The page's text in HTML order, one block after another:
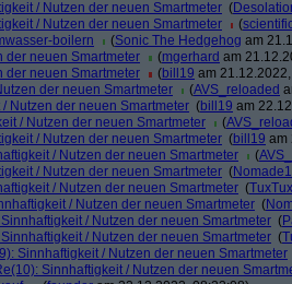
/ Nutzen der neuen Smartmeter (
/ Nutzen der neuen Smartmeter
(
boilern
(Sonic The Hedgehog am
der neuen Smartmeter
(mgerhard am
der neuen Smartmeter
(bill19 am
der neuen Smartmeter
(AVS_reloaded
Nutzen der neuen Smartmeter (bill19 am
/ Nutzen der neuen Smartmeter
(
/ Nutzen der neuen Smartmeter (bill19 am
/ Nutzen der neuen Smartmeter
(
/ Nutzen der neuen Smartmeter (Nomade1
/ Nutzen der neuen Smartmeter (TuxTux
/ Nutzen der neuen Smartmeter (
Sinnhaftigkeit / Nutzen der neuen Smartmeter (
Sinnhaftigkeit / Nutzen der neuen Smartmeter (
Sinnhaftigkeit / Nutzen der neuen Smartmeter
Sinnhaftigkeit / Nutzen der neuen